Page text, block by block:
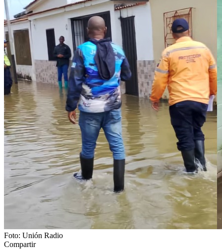
Foto: Unión Radio
Compartir